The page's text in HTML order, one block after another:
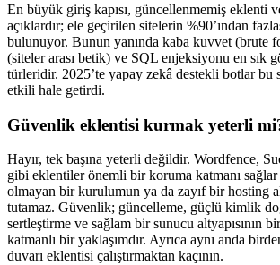
En büyük giriş kapısı, güncellenmemiş eklenti
açıklardır; ele geçirilen sitelerin %90’ından
bulunuyor. Bunun yanında kaba kuvvet (brute
(siteler arası betik) ve SQL enjeksiyonu en sık
türleridir. 2025’te yapay zekâ destekli botlar bu
etkili hale getirdi.
Güvenlik eklentisi kurmak yeterli
Hayır, tek başına yeterli değildir. Wordfence,
gibi eklentiler önemli bir koruma katmanı sağlar
olmayan bir kurulumun ya da zayıf bir hosting
tutamaz. Güvenlik; güncelleme, güçlü kimlik
sertleştirme ve sağlam bir sunucu altyapısının
katmanlı bir yaklaşımdır. Ayrıca aynı anda
duvarı eklentisi çalıştırmaktan kaçının.